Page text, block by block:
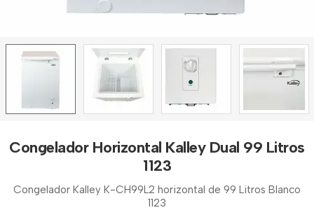
Congelador Horizontal Kalley Dual 99 Litros
1123
Congelador Kalley K-CH99L2 horizontal de 99 Litros Blanco
1123